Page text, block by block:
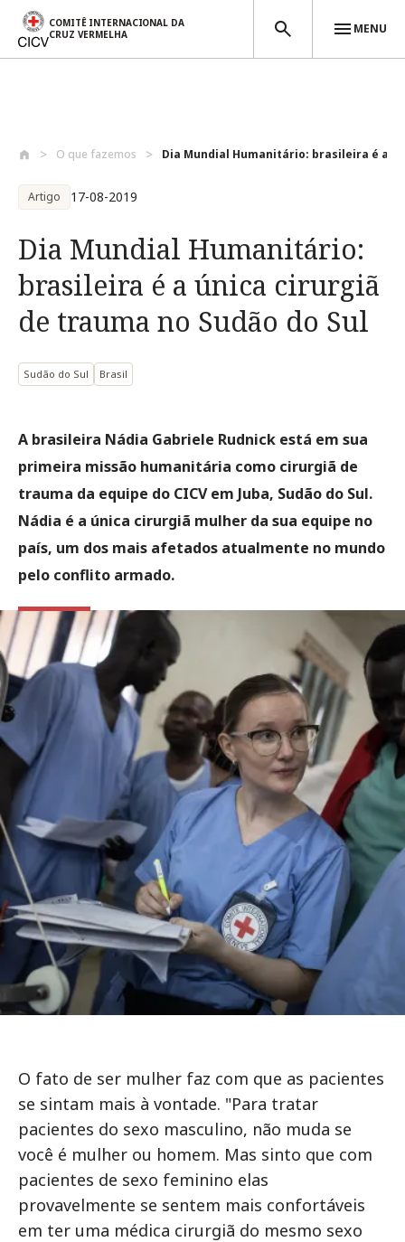
COMITÊ INTERNACIONAL DA
CRUZ VERMELHA
MENU
O que fazemos Dia Mundial Humanitário: brasileira é a ...
Artigo 17-08-2019
Dia Mundial Humanitário:
brasileira é a única cirurgiã
de trauma no Sudão do Sul
Sudão do Sul Brasil
A brasileira Nádia Gabriele Rudnick está em sua
primeira missão humanitária como cirurgiã de
trauma da equipe do CICV em Juba, Sudão do Sul.
Nádia é a única cirurgiã mulher da sua equipe no
país, um dos mais afetados atualmente no mundo
pelo conflito armado.
O fato de ser mulher faz com que as pacientes
se sintam mais à vontade. "Para tratar
pacientes do sexo masculino, não muda se
você é mulher ou homem. Mas sinto que com
pacientes de sexo feminino elas
provavelmente se sentem mais confortáveis
em ter uma médica cirurgiã do mesmo sexo